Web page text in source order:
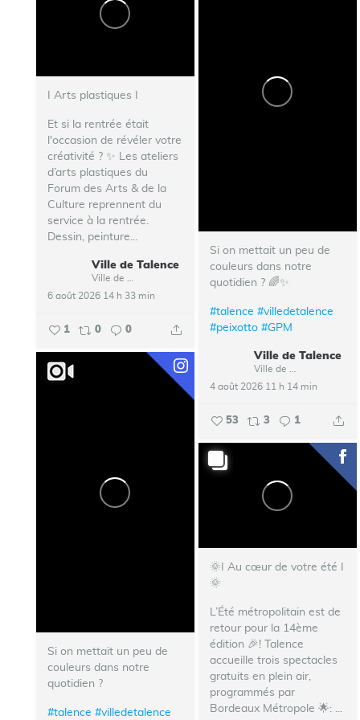
I Arts plastiques I
Et si la rentrée était
l'occasion de révéler votre
créativité ? ✨ Les ateliers
d’arts plastiques du
Forum des Arts & de la
Culture reprennent du
service à la rentrée.
Dessin, peinture...
Ville de Talence
6 août 2026 14 h 33 min
1 0 0
Si on mettait un peu de
couleurs dans notre
quotidien ? 🌈✨
#talence #villedetalence
#peixotto #GPM
Ville de Talence
4 août 2026 11 h 14 min
53 3 1
Si on mettait un peu de
couleurs dans notre
quotidien ?
#talence #villedetalence
🌞I Au cœur de votre été I
🌞
L’Été métropolitain est de
retour pour la 14ème
édition 🎉!
Talence
accueille trois spectacles
gratuits en plein air,
programmés par
Bordeaux Métropole 🌟: ...